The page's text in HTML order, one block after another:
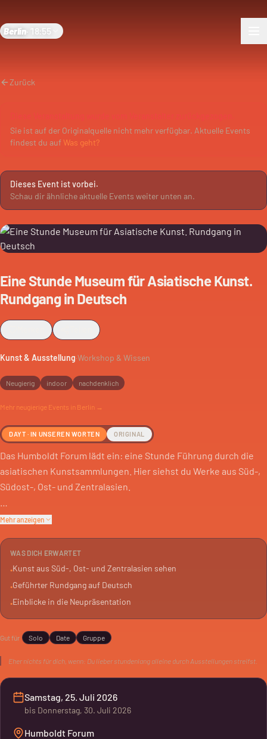
Berlin 18:55
Zurück
Sie ist auf der Originalquelle nicht mehr verfügbar. Aktuelle Events
findest du aufWas geht?
Dieses Event ist vorbei.
Schau dir ähnliche aktuelle Events weiter unten an.
Eine Stunde Museum für Asiatische Kunst.
Rundgang in Deutsch
Kunst & Ausstellung·Workshop & Wissen
Neugierig indoor nachdenklich
Mehr neugierige Events in Berlin →
DAYT · IN UNSEREN WORTEN ORIGINAL
Das Humboldt Forum lädt ein: eine Stunde Führung durch die
asiatischen Kunstsammlungen. Hier siehst du Werke aus Süd-,
Südost-, Ost- und Zentralasien.
Die Neupräsentation gibt dir einen Überblick. Du bekommst
Ganze auf Deutsch.
Ideal, wenn du einen schnellen Überblick suchst. Oder wenn du
Mehr anzeigen
WAS DICH ERWARTET
•Kunst aus Süd-, Ost- und Zentralasien sehen
•Geführter Rundgang auf Deutsch
•Einblicke in die Neupräsentation
Gut für Solo Date Gruppe
Eher nichts für dich, wenn: Du lieber stundenlang alleine durch Ausstellungen streifst.
Samstag, 25. Juli 2026
bis Donnerstag, 30. Juli 2026
Humboldt Forum